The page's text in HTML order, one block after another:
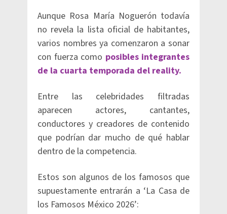
Aunque Rosa María Noguerón todavía
no revela la lista oficial de habitantes,
varios nombres ya comenzaron a sonar
con fuerza como posibles integrantes
de la cuarta temporada del reality.
Entre las celebridades filtradas
aparecen actores, cantantes,
conductores y creadores de contenido
que podrían dar mucho de qué hablar
dentro de la competencia.
Estos son algunos de los famosos que
supuestamente entrarán a ‘La Casa de
los Famosos México 2026’: